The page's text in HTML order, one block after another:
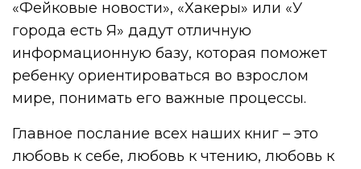
«Фейковые новости», «Хакеры» или «У
города есть Я» дадут отличную
информационную базу, которая поможет
ребенку ориентироваться во взрослом
мире, понимать его важные процессы.
Главное послание всех наших книг – это
любовь к себе, любовь к чтению, любовь к